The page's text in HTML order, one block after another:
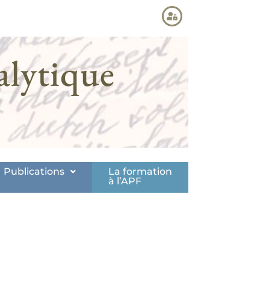
Publications
La formation
à l’APF